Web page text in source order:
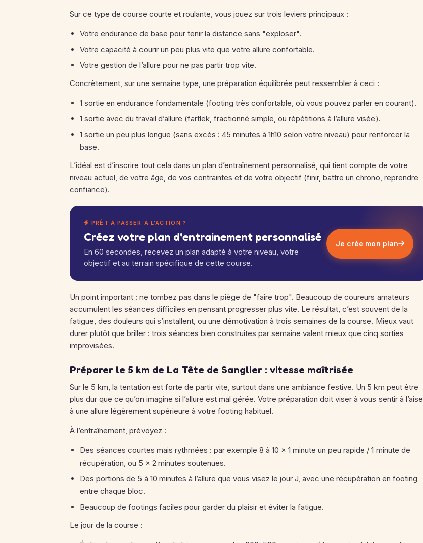
Sur ce type de course courte et roulante, vous jouez sur trois leviers principaux :
Votre endurance de base pour tenir la distance sans "exploser".
Votre capacité à courir un peu plus vite que votre allure confortable.
Votre gestion de l’allure pour ne pas partir trop vite.
Concrètement, sur une semaine type, une préparation équilibrée peut ressembler à ceci :
1 sortie en endurance fondamentale (footing très confortable, où vous pouvez parler en courant).
1 sortie avec du travail d’allure (fartlek, fractionné simple, ou répétitions à l’allure visée).
1 sortie un peu plus longue (sans excès : 45 minutes à 1h10 selon votre niveau) pour renforcer la
base.
L’idéal est d’inscrire tout cela dans un plan d’entraînement personnalisé, qui tient compte de votre
niveau actuel, de votre âge, de vos contraintes et de votre objectif (finir, battre un chrono, reprendre
confiance).
PRÊT À PASSER À L'ACTION ?
Créez votre plan d'entrainement personnalisé
En 60 secondes, recevez un plan adapté à votre niveau, votre
objectif et au terrain spécifique de cette course.
Je crée mon plan
Un point important : ne tombez pas dans le piège de "faire trop". Beaucoup de coureurs amateurs
accumulent les séances difficiles en pensant progresser plus vite. Le résultat, c’est souvent de la
fatigue, des douleurs qui s’installent, ou une démotivation à trois semaines de la course. Mieux vaut
durer plutôt que briller : trois séances bien construites par semaine valent mieux que cinq sorties
improvisées.
Préparer le 5 km de La Tête de Sanglier : vitesse maîtrisée
Sur le 5 km, la tentation est forte de partir vite, surtout dans une ambiance festive. Un 5 km peut être
plus dur que ce qu’on imagine si l’allure est mal gérée. Votre préparation doit viser à vous sentir à l’aise
à une allure légèrement supérieure à votre footing habituel.
À l’entraînement, prévoyez :
Des séances courtes mais rythmées : par exemple 8 à 10 × 1 minute un peu rapide / 1 minute de
récupération, ou 5 × 2 minutes soutenues.
Des portions de 5 à 10 minutes à l’allure que vous visez le jour J, avec une récupération en footing
entre chaque bloc.
Beaucoup de footings faciles pour garder du plaisir et éviter la fatigue.
Le jour de la course :